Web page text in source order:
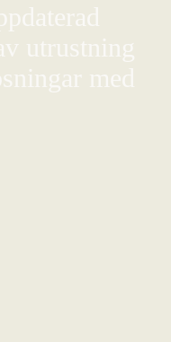
utrustning
med